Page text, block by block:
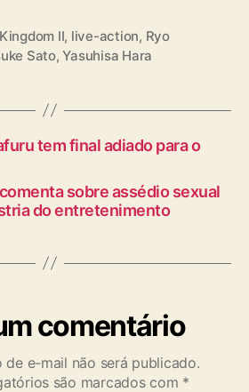
Kingdom II, live-action, Ryo
Sato,Yasuhisa Hara
tem final adiado para o
sobre assédio sexual
do entretenimento
comentário
de e-mail não será publicado.
são marcados com *